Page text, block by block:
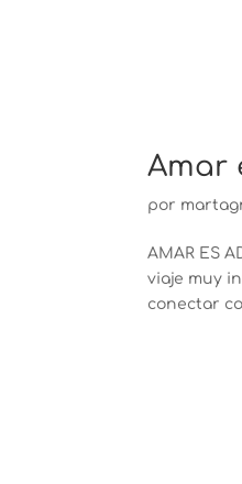
Amar
por
AMAR ES
viaje muy
conectar